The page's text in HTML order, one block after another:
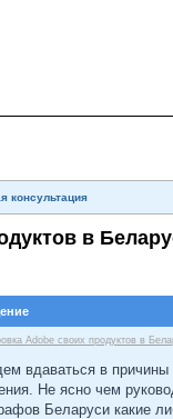
консультация
в
Adobe своих продуктов в
вдаваться в
Не ясно чем
Беларуси какие